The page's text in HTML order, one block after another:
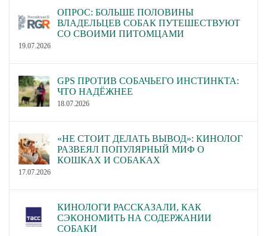
ОПРОС: БОЛЬШЕ ПОЛОВИНЫ
ВЛАДЕЛЬЦЕВ СОБАК ПУТЕШЕСТВУЮТ
СО СВОИМИ ПИТОМЦАМИ
19.07.2026
GPS ПРОТИВ СОБАЧЬЕГО ИНСТИНКТА:
ЧТО НАДЁЖНЕЕ
18.07.2026
«НЕ СТОИТ ДЕЛАТЬ ВЫВОД»: КИНОЛОГ
РАЗВЕЯЛ ПОПУЛЯРНЫЙ МИФ О
КОШКАХ И СОБАКАХ
17.07.2026
КИНОЛОГИ РАССКАЗАЛИ, КАК
СЭКОНОМИТЬ НА СОДЕРЖАНИИ
СОБАКИ